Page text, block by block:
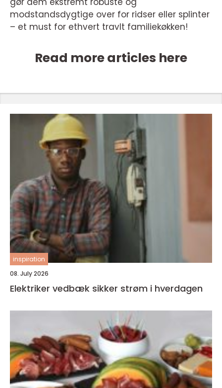
modstandsdygtige over for ridser eller splinter
– et must for ethvert travlt familiekøkken!
Read more articles here
inspiration
08. July 2026
Elektriker vedbæk sikker strøm i hverdagen